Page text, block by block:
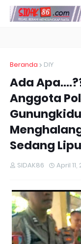
Beranda DIY
Ada
Anggota
Sedang
SIDAK86 April 11,